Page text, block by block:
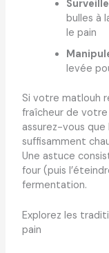
bulles à
le pain
levée
Si votre matlouh
fraîcheur de
assurez-vous
suffisamment
Une astuce
four (puis
fermentation.
Explorez les
pain